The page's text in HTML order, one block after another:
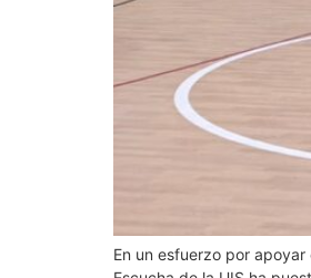
En un esfuerzo por